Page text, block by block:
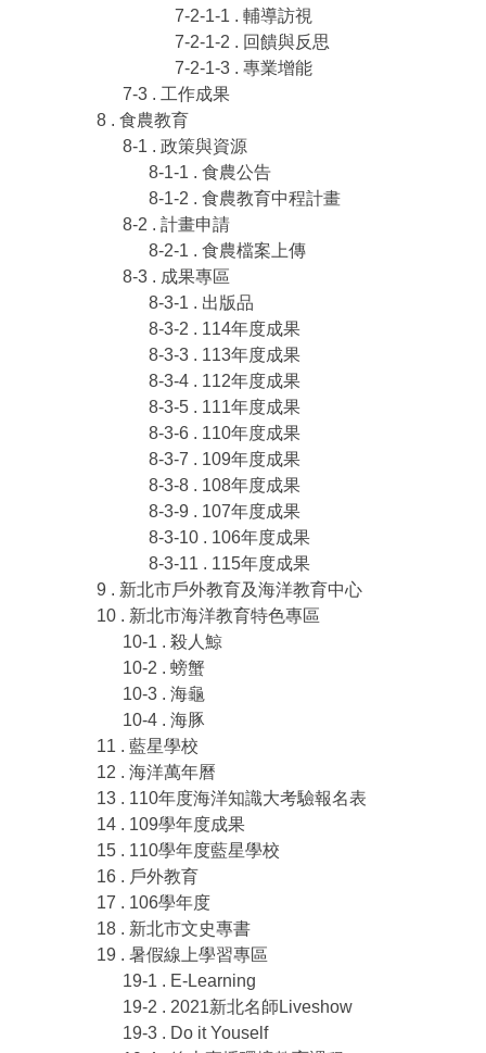
7-2-1-1 . 輔導訪視
7-2-1-2 . 回饋與反思
7-2-1-3 . 專業增能
7-3 . 工作成果
8 . 食農教育
8-1 . 政策與資源
8-1-1 . 食農公告
8-1-2 . 食農教育中程計畫
8-2 . 計畫申請
8-2-1 . 食農檔案上傳
8-3 . 成果專區
8-3-1 . 出版品
8-3-2 . 114年度成果
8-3-3 . 113年度成果
8-3-4 . 112年度成果
8-3-5 . 111年度成果
8-3-6 . 110年度成果
8-3-7 . 109年度成果
8-3-8 . 108年度成果
8-3-9 . 107年度成果
8-3-10 . 106年度成果
8-3-11 . 115年度成果
9 . 新北市戶外教育及海洋教育中心
10 . 新北市海洋教育特色專區
10-1 . 殺人鯨
10-2 . 螃蟹
10-3 . 海龜
10-4 . 海豚
11 . 藍星學校
12 . 海洋萬年曆
13 . 110年度海洋知識大考驗報名表
14 . 109學年度成果
15 . 110學年度藍星學校
16 . 戶外教育
17 . 106學年度
18 . 新北市文史專書
19 . 暑假線上學習專區
19-1 . E-Learning
19-2 . 2021新北名師Liveshow
19-3 . Do it Youself